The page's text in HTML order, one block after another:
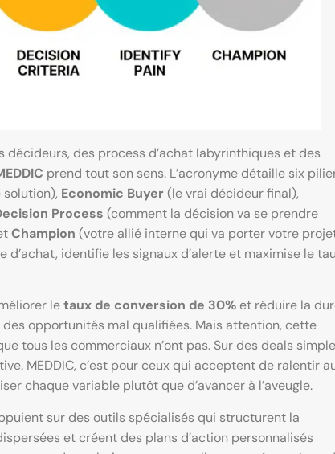
décideurs, des process d’achat labyrinthiques et des
prend tout son sens. L’acronyme détaille six
Economic Buyer(le vrai décideur final),
Process (comment la décision va se prendre
Champion (votre allié interne qui va porter votre
identifie les signaux d’alerte et maximise le
letaux de conversion de 30% et réduire la
opportunités mal qualifiées. Mais attention, cette
tous les commerciaux n’ont pas. Sur des deals
MEDDIC, c’est pour ceux qui acceptent de ralentir
chaque variable plutôt que d’avancer à l’aveugle.
sur des outils spécialisés qui structurent la
et créent des plans d’action personnalisés